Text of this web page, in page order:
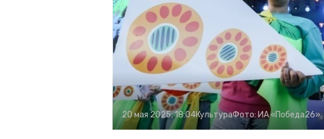
20 мая 2025, 18:04КультураФото: ИА «Победа26»